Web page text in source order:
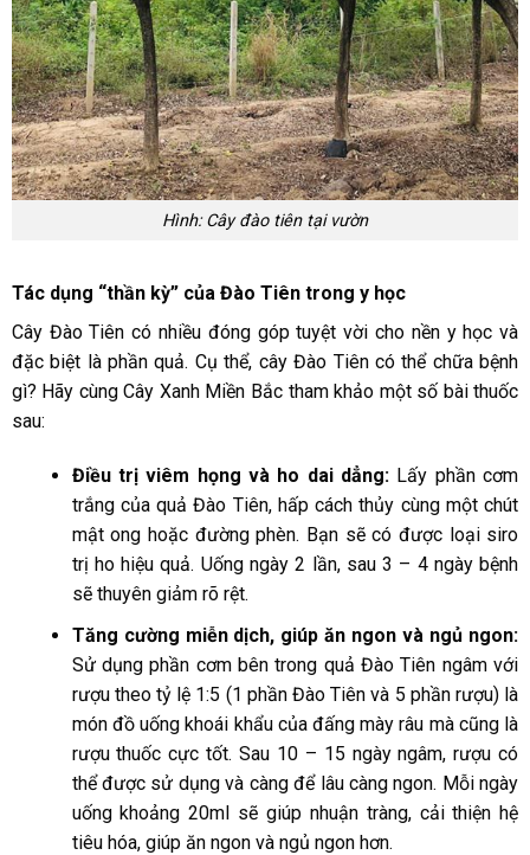
Hình: Cây đào tiên tại vườn
Tác dụng “thần kỳ” của Đào Tiên trong y học
Cây Đào Tiên có nhiều đóng góp tuyệt vời cho nền y học và
đặc biệt là phần quả. Cụ thể, cây Đào Tiên có thể chữa bệnh
gì? Hãy cùng Cây Xanh Miền Bắc tham khảo một số bài thuốc
sau:
Điều trị viêm họng và ho dai dẳng: Lấy phần cơm
trắng của quả Đào Tiên, hấp cách thủy cùng một chút
mật ong hoặc đường phèn. Bạn sẽ có được loại siro
trị ho hiệu quả. Uống ngày 2 lần, sau 3 – 4 ngày bệnh
sẽ thuyên giảm rõ rệt.
Tăng cường miễn dịch, giúp ăn ngon và ngủ ngon:
Sử dụng phần cơm bên trong quả Đào Tiên ngâm với
rượu theo tỷ lệ 1:5 (1 phần Đào Tiên và 5 phần rượu) là
món đồ uống khoái khẩu của đấng mày râu mà cũng là
rượu thuốc cực tốt. Sau 10 – 15 ngày ngâm, rượu có
thể được sử dụng và càng để lâu càng ngon. Mỗi ngày
uống khoảng 20ml sẽ giúp nhuận tràng, cải thiện hệ
tiêu hóa, giúp ăn ngon và ngủ ngon hơn.